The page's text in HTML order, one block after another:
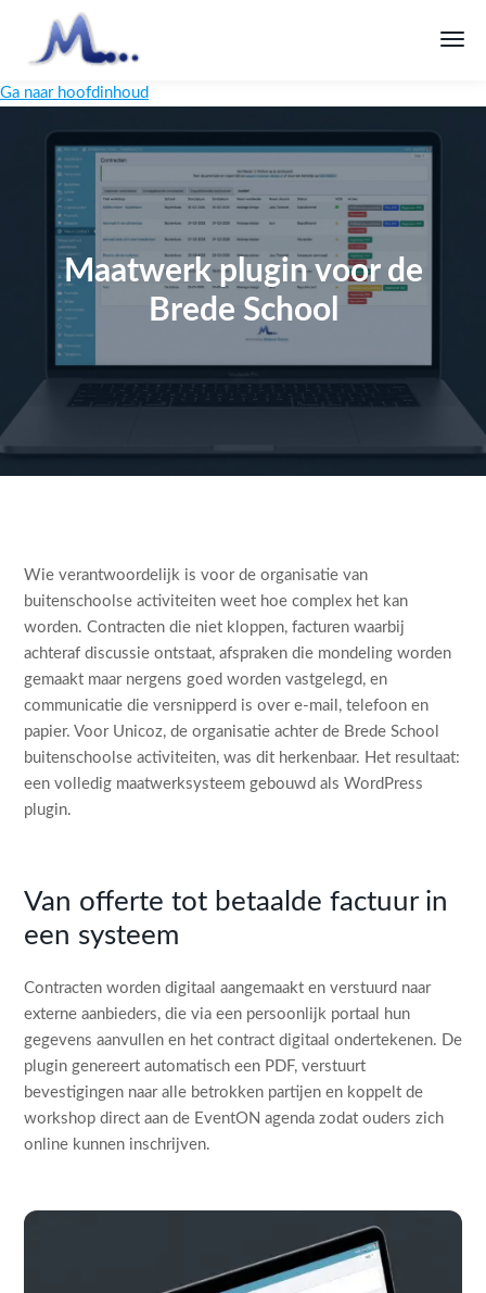
Ga naar hoofdinhoud
Maatwerk plugin voor de
Brede School
Wie verantwoordelijk is voor de organisatie van
buitenschoolse activiteiten weet hoe complex het kan
worden. Contracten die niet kloppen, facturen waarbij
achteraf discussie ontstaat, afspraken die mondeling worden
gemaakt maar nergens goed worden vastgelegd, en
communicatie die versnipperd is over e-mail, telefoon en
papier. Voor Unicoz, de organisatie achter de Brede School
buitenschoolse activiteiten, was dit herkenbaar. Het resultaat:
een volledig maatwerksysteem gebouwd als WordPress
plugin.
Van offerte tot betaalde factuur in
een systeem
Contracten worden digitaal aangemaakt en verstuurd naar
externe aanbieders, die via een persoonlijk portaal hun
gegevens aanvullen en het contract digitaal ondertekenen. De
plugin genereert automatisch een PDF, verstuurt
bevestigingen naar alle betrokken partijen en koppelt de
workshop direct aan de EventON agenda zodat ouders zich
online kunnen inschrijven.